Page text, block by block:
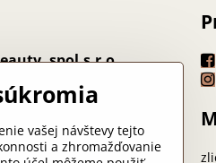
spol​.s​.r​.o​.
vašej návštevy tejto
a zhromažďovanie